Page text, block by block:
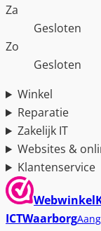
Za
Gesloten
Zo
Gesloten
Winkel
Reparatie
Zakelijk IT
Websites &
Klantenservice
ICTWaarborg